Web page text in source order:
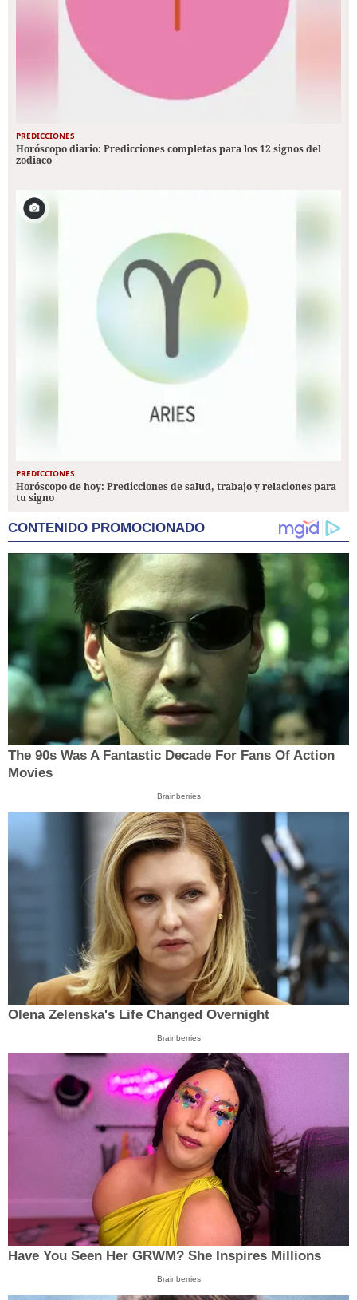
PREDICCIONES
Horóscopo diario: Predicciones completas para los 12 signos del
zodiaco
PREDICCIONES
Horóscopo de hoy: Predicciones de salud, trabajo y relaciones para
tu signo
CONTENIDO PROMOCIONADO
The 90s Was A Fantastic Decade For Fans Of Action
Movies
Brainberries
Olena Zelenska's Life Changed Overnight
Brainberries
Have You Seen Her GRWM? She Inspires Millions
Brainberries